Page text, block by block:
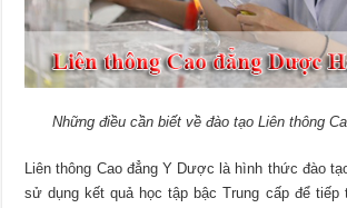
Những điều cần biết về đào tạo Liên thông
Liên thông Cao đẳng Y Dược là hình thức đào
sử dụng kết quả học tập bậc Trung cấp để tiếp